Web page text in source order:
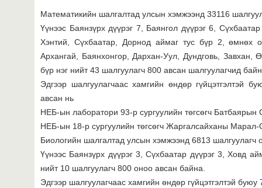
Математикийн шалгалтад улсын хэмжээнд 33116
Үүнээс Баянзүрх дүүрэг 7, Баянгол дүүрэг 6,
Хэнтий, Сүхбаатар, Дорнод аймаг тус бүр 2, өмнөх
Архангай, Баянхонгор, Дархан-Уул, Дундговь, Завхан,
бүр нэг нийт 43 шалгуулагч 800 авсан шалгуулагчид
Эдгээр шалгуулагчаас хамгийн өндөр гүйцэтгэлтэй
авсан нь
НЕБ-ын лаборатори 93-р сургуулийн төгсөгч Батбаярын
НЕБ-ын 18-р сургуулийн төгсөгч Жаргалсайханы
Биологийн шалгалтад улсын хэмжээнд 6813 шалгуулагч
Үүнээс Баянзүрх дүүрэг 3, Сүхбаатар дүүрэг 3, Ховд
нийт 10 шалгуулагч 800 оноо авсан байна.
Эдгээр шалгуулагчаас хамгийн өндөр гүйцэтгэлтэй буюу